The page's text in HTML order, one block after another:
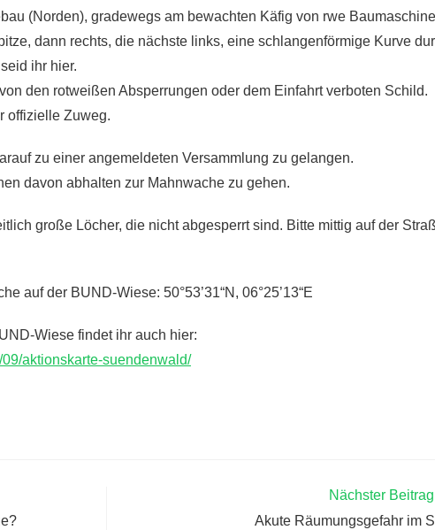
(Norden), gradewegs am bewachten Käfig von rwe
dann rechts, die nächste links, eine schlangenförmige Kurve
ihr hier.
den rotweißen Absperrungen oder dem Einfahrt verboten Schild.
offizielle Zuweg.
zu einer angemeldeten Versammlung zu gelangen.
davon abhalten zur Mahnwache zu gehen.
große Löcher, die nicht abgesperrt sind. Bitte mittig auf der
auf der BUND-Wiese: 50°53’31“N, 06°25’13“E
Wiese findet ihr auch hier:
aktionskarte-suendenwald/
Nächster Beitrag
Akute Räumungsgefahr im